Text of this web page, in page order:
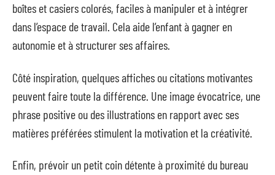
boîtes et casiers colorés, faciles à manipuler et à intégrer
dans l’espace de travail. Cela aide l’enfant à gagner en
autonomie et à structurer ses affaires.
Côté inspiration, quelques affiches ou citations motivantes
peuvent faire toute la différence. Une image évocatrice, une
phrase positive ou des illustrations en rapport avec ses
matières préférées stimulent la motivation et la créativité.
Enfin, prévoir un petit coin détente à proximité du bureau